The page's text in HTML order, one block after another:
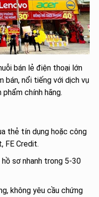
bán lẻ điện thoại lớn
bán, nổi tiếng với dịch vụ
phẩm chính hãng.
thẻ tín dụng hoặc công
FE Credit.
sơ nhanh trong 5-30
không yêu cầu chứng